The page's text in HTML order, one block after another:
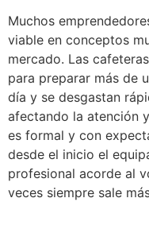
Muchos
viable en conceptos
mercado. Las
para preparar más de
día y se desgastan
afectando la atención
es formal y con
desde el inicio el
profesional acorde al
veces siempre sale